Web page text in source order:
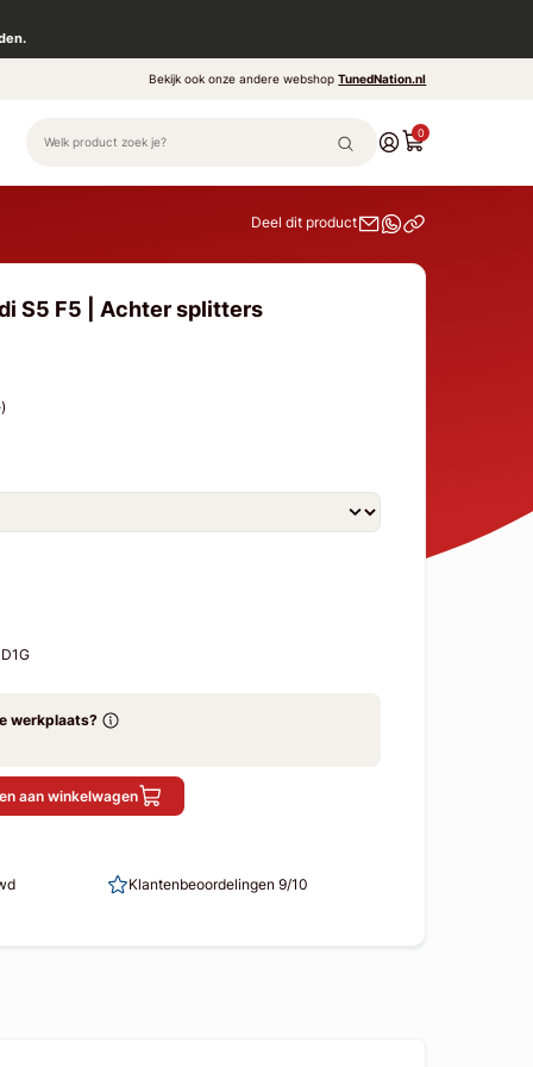
Bekijk ook onze andere webshopTunedNation.nl
0
Deel dit product
S5 F5 | Achter splitters
werkplaats?
aan winkelwagen
Klantenbeoordelingen 9/10